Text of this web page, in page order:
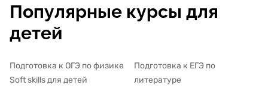
Популярные курсы для
детей
Подготовка к ОГЭ по физике
Soft skills для детей
Подготовка к ЕГЭ по
литературе